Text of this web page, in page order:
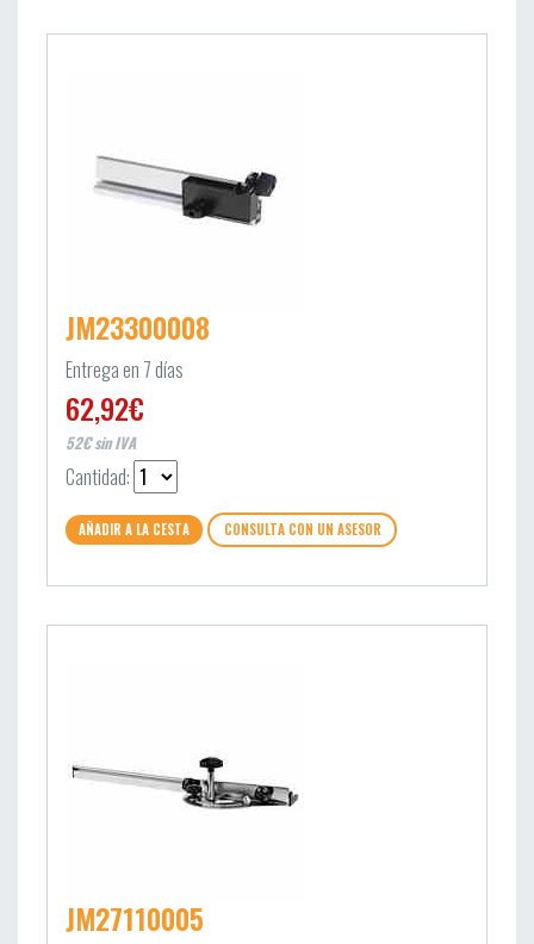
JM23300008
Entrega en 7 días
62,92€
52€ sin IVA
Cantidad:
AÑADIR A LA CESTA CONSULTA CON UN ASESOR
JM27110005